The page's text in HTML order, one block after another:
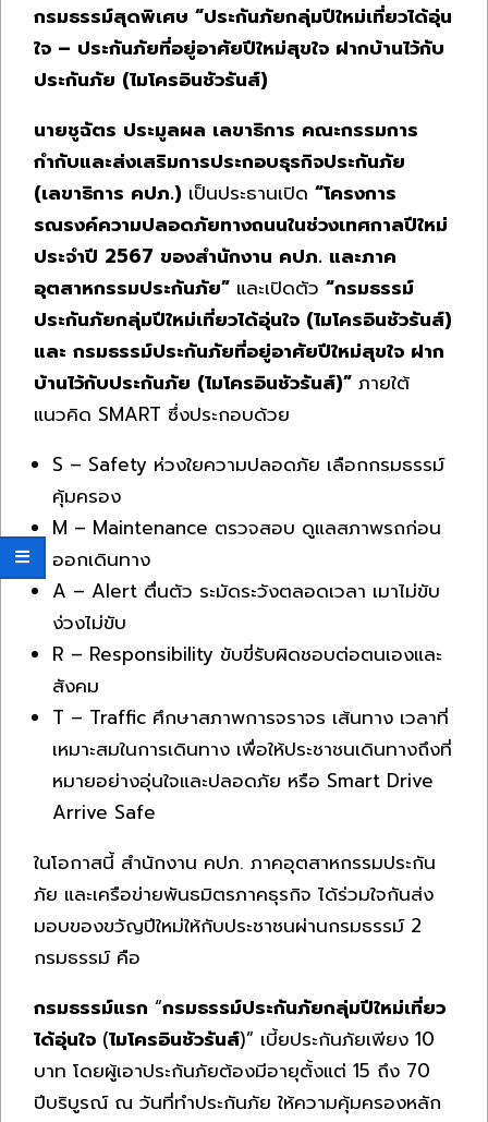
กรมธรรม์สุดพิเศษ “ประกันภัยกลุ่มปีใหม่เที่ยวได้อุ่น
ใจ – ประกันภัยที่อยู่อาศัยปีใหม่สุขใจ ฝากบ้านไว้กับ
ประกันภัย (ไมโครอินชัวรันส์)
นายชูฉัตร ประมูลผล เลขาธิการ คณะกรรมการ
กำกับและส่งเสริมการประกอบธุรกิจประกันภัย
(เลขาธิการ คปภ.) เป็นประธานเปิด “โครงการ
รณรงค์ความปลอดภัยทางถนนในช่วงเทศกาลปีใหม่
ประจำปี 2567 ของสำนักงาน คปภ. และภาค
อุตสาหกรรมประกันภัย” และเปิดตัว “กรมธรรม์
ประกันภัยกลุ่มปีใหม่เที่ยวได้อุ่นใจ (ไมโครอินชัวรันส์)
และ กรมธรรม์ประกันภัยที่อยู่อาศัยปีใหม่สุขใจ ฝาก
บ้านไว้กับประกันภัย (ไมโครอินชัวรันส์)” ภายใต้
แนวคิด SMART ซึ่งประกอบด้วย
S – Safety ห่วงใยความปลอดภัย เลือกกรมธรรม์
คุ้มครอง
M – Maintenance ตรวจสอบ ดูแลสภาพรถก่อน
ออกเดินทาง
A – Alert ตื่นตัว ระมัดระวังตลอดเวลา เมาไม่ขับ
ง่วงไม่ขับ
R – Responsibility ขับขี่รับผิดชอบต่อตนเองและ
สังคม
T – Traffic ศึกษาสภาพการจราจร เส้นทาง เวลาที่
เหมาะสมในการเดินทาง เพื่อให้ประชาชนเดินทางถึงที่
หมายอย่างอุ่นใจและปลอดภัย หรือ Smart Drive
Arrive Safe
ในโอกาสนี้ สำนักงาน คปภ. ภาคอุตสาหกรรมประกัน
ภัย และเครือข่ายพันธมิตรภาคธุรกิจ ได้ร่วมใจกันส่ง
มอบของขวัญปีใหม่ให้กับประชาชนผ่านกรมธรรม์ 2
กรมธรรม์ คือ
กรมธรรม์แรก “กรมธรรม์ประกันภัยกลุ่มปีใหม่เที่ยว
ได้อุ่นใจ (ไมโครอินชัวรันส์)” เบี้ยประกันภัยเพียง 10
บาท โดยผู้เอาประกันภัยต้องมีอายุตั้งแต่ 15 ถึง 70
ปีบริบูรณ์ ณ วันที่ทำประกันภัย ให้ความคุ้มครองหลัก